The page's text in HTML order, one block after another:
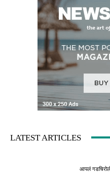
LATEST ARTICLES
आपलं